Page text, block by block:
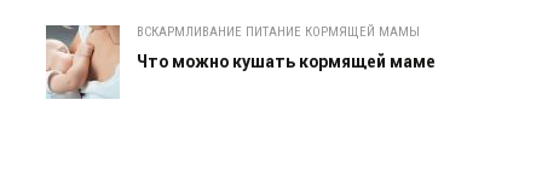
ВСКАРМЛИВАНИЕ ПИТАНИЕ КОРМЯЩЕЙ МАМЫ
Что можно кушать кормящей маме